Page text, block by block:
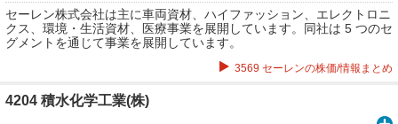
セーレン株式会社は主に車両資材、ハイファッション、エレクトロニ
クス、環境・生活資材、医療事業を展開しています。同社は 5 つのセ
グメントを通じて事業を展開しています。
3569 セーレンの株価/情報まとめ
4204 積水化学工業(株)